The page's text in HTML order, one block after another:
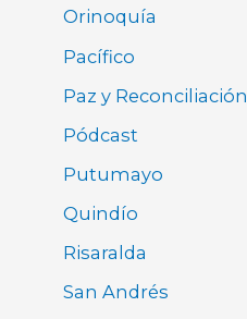
Orinoquía
Pacífico
Paz y Reconciliación
Pódcast
Putumayo
Quindío
Risaralda
San Andrés